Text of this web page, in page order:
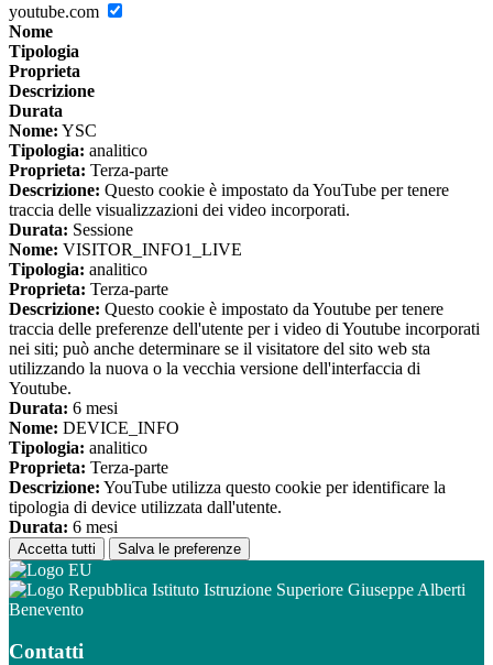
youtube.com
Nome
Tipologia
Proprieta
Descrizione
Durata
Nome: YSC
Tipologia: analitico
Proprieta: Terza-parte
Descrizione: Questo cookie è impostato da YouTube per tenere
traccia delle visualizzazioni dei video incorporati.
Durata: Sessione
Nome: VISITOR_INFO1_LIVE
Tipologia: analitico
Proprieta: Terza-parte
Descrizione: Questo cookie è impostato da Youtube per tenere
traccia delle preferenze dell'utente per i video di Youtube incorporati
nei siti; può anche determinare se il visitatore del sito web sta
utilizzando la nuova o la vecchia versione dell'interfaccia di
Youtube.
Durata: 6 mesi
Nome: DEVICE_INFO
Tipologia: analitico
Proprieta: Terza-parte
Descrizione: YouTube utilizza questo cookie per identificare la
tipologia di device utilizzata dall'utente.
Durata: 6 mesi
Accetta tutti Salva le preferenze
Istituto Istruzione Superiore Giuseppe Alberti
Benevento
Contatti